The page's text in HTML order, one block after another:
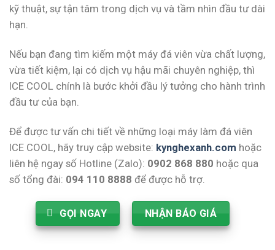
kỹ thuật, sự tận tâm trong dịch vụ và tầm nhìn đầu tư dài
hạn.
Nếu bạn đang tìm kiếm một máy đá viên vừa chất lượng,
vừa tiết kiệm, lại có dịch vụ hậu mãi chuyên nghiệp, thì
ICE COOL chính là bước khởi đầu lý tưởng cho hành trình
đầu tư của bạn.
Để được tư vấn chi tiết về những loại máy làm đá viên
ICE COOL, hãy truy cập website: kynghexanh.com hoặc
liên hệ ngay số Hotline (Zalo): 0902 868 880 hoặc qua
số tổng đài: 094 110 8888 để được hỗ trợ.
GỌI NGAY NHẬN BÁO GIÁ